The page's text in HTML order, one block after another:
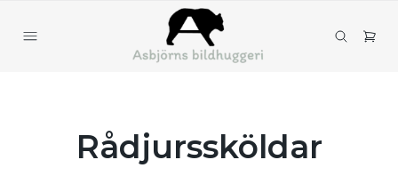
Rådjurssköldar